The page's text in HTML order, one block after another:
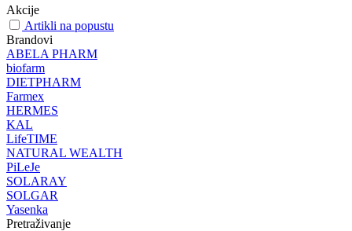
Akcije
Artikli na popustu
Brandovi
ABELA PHARM
biofarm
DIETPHARM
Farmex
HERMES
KAL
LifeTIME
NATURAL WEALTH
PiLeJe
SOLARAY
SOLGAR
Yasenka
Pretraživanje